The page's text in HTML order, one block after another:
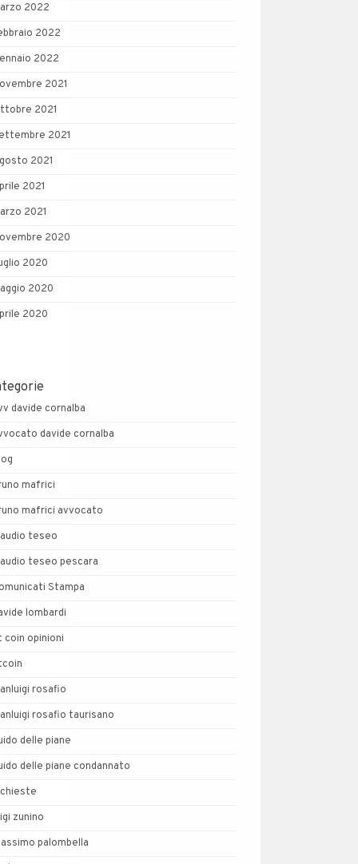
2022
2022
2022
2021
2021
2021
2021
2021
2021
2020
2020
2020
2020
davide cornalba
davide cornalba
mafrici
mafrici avvocato
teseo
teseo pescara
Stampa
lombardi
coin opinioni
rosafio
rosafio taurisano
delle piane
delle piane condannato
zunino
palombella